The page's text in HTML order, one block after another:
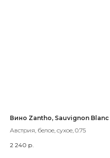
Вино Zantho, Sauvignon Blanc
Австрия, белое, сухое, 0.75
2 240 р.